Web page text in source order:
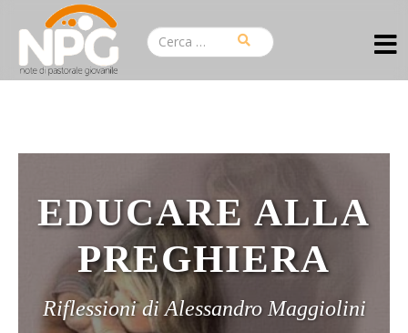
EDUCARE ALLA
PREGHIERA
Riflessioni di Alessandro Maggiolini